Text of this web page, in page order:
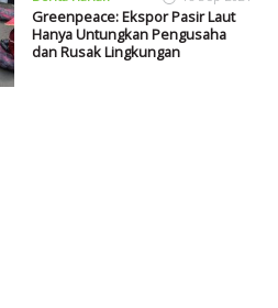
Greenpeace: Ekspor Pasir Laut
Hanya Untungkan Pengusaha
dan Rusak Lingkungan